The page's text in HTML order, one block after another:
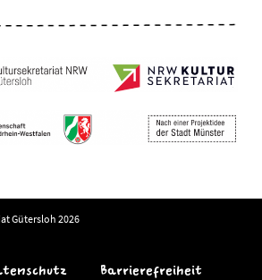
Gütersloh 2026
Barrierefreiheit